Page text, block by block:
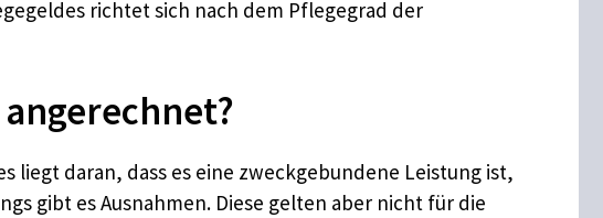
richtet sich nach dem Pflegegrad der
liegt daran, dass es eine zweckgebundene Leistung ist,
gibt es Ausnahmen. Diese gelten aber nicht für die